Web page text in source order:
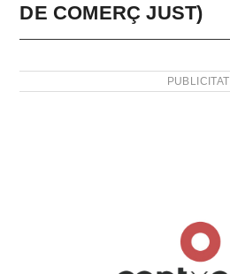
DE COMERÇ JUST)
PUBLICITAT